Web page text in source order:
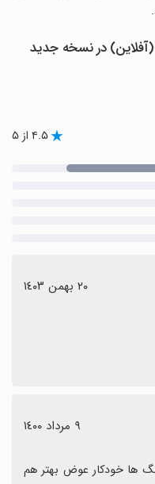
(آفلاین) در نسخه جدید
۴.۵ از ۵
٢٠ بهمن ١٤٠٣
٩ مرداد ١٤٠٠